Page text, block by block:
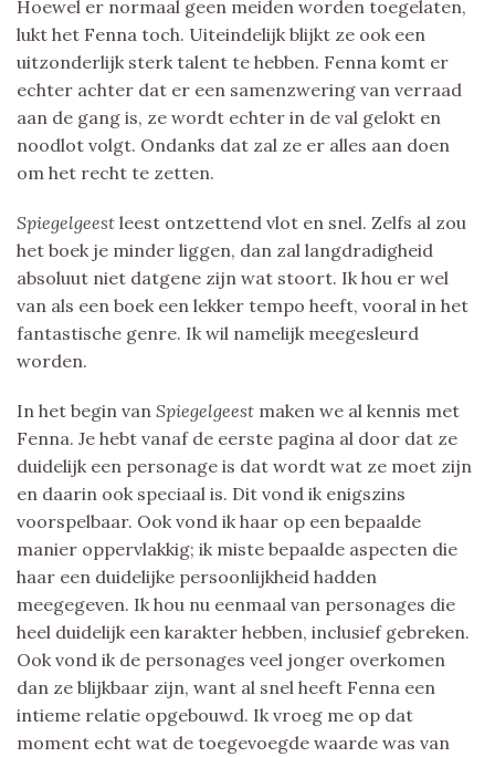
Hoewel er normaal geen meiden worden toegelaten,
lukt het Fenna toch. Uiteindelijk blijkt ze ook een
uitzonderlijk sterk talent te hebben. Fenna komt er
echter achter dat er een samenzwering van verraad
aan de gang is, ze wordt echter in de val gelokt en
noodlot volgt. Ondanks dat zal ze er alles aan doen
om het recht te zetten.
Spiegelgeest leest ontzettend vlot en snel. Zelfs al zou
het boek je minder liggen, dan zal langdradigheid
absoluut niet datgene zijn wat stoort. Ik hou er wel
van als een boek een lekker tempo heeft, vooral in het
fantastische genre. Ik wil namelijk meegesleurd
worden.
In het begin van Spiegelgeest maken we al kennis met
Fenna. Je hebt vanaf de eerste pagina al door dat ze
duidelijk een personage is dat wordt wat ze moet zijn
en daarin ook speciaal is. Dit vond ik enigszins
voorspelbaar. Ook vond ik haar op een bepaalde
manier oppervlakkig; ik miste bepaalde aspecten die
haar een duidelijke persoonlijkheid hadden
meegegeven. Ik hou nu eenmaal van personages die
heel duidelijk een karakter hebben, inclusief gebreken.
Ook vond ik de personages veel jonger overkomen
dan ze blijkbaar zijn, want al snel heeft Fenna een
intieme relatie opgebouwd. Ik vroeg me op dat
moment echt wat de toegevoegde waarde was van